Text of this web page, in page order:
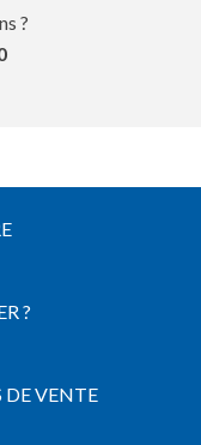
?
?
DE VENTE